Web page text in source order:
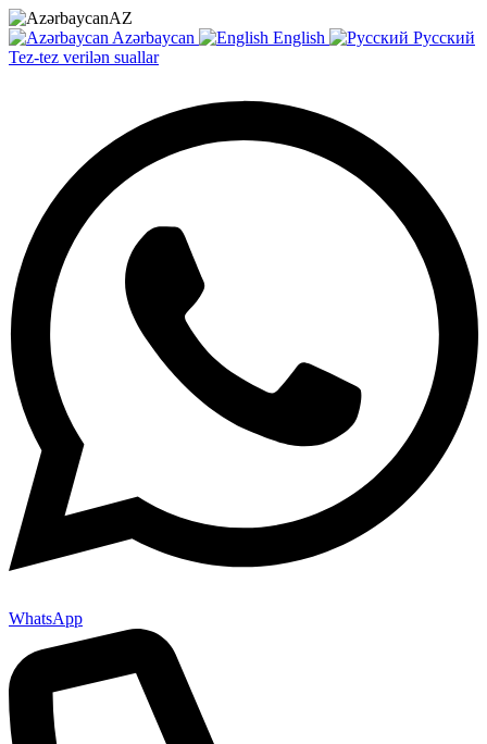
AZ
Azərbaycan
English
Русский
Tez-tez verilən suallar
WhatsApp